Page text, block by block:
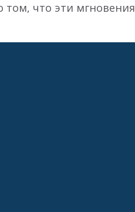
что эти мгновения